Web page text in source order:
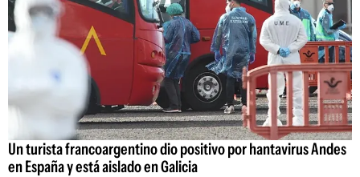
Un turista francoargentino dio positivo por hantavirus Andes
en España y está aislado en Galicia